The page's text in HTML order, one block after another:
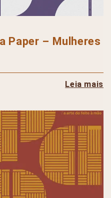
Paper – Mulheres
Leia mais